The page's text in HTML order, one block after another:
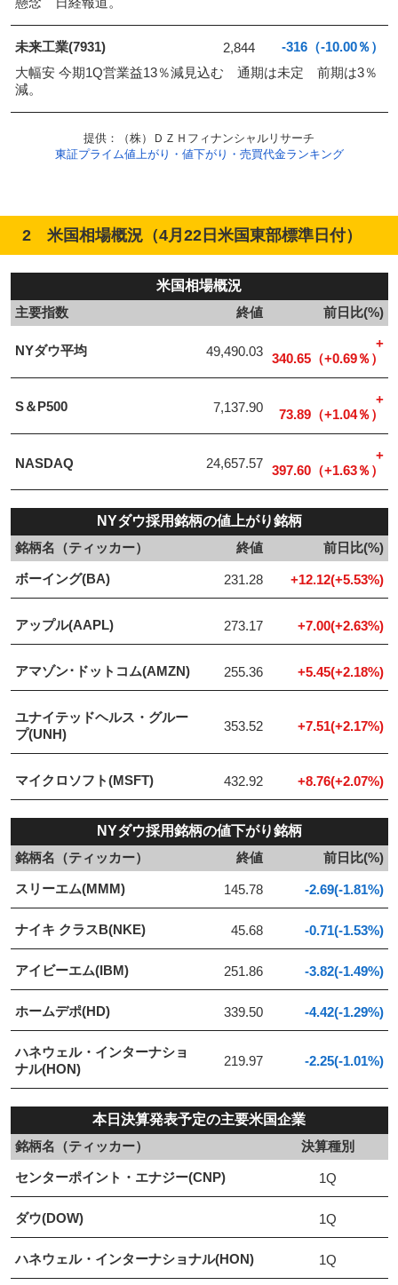
未来工業(7931) 2,844
-316（-10.00％）
大幅安 今期1Q営業益13％減見込む 通期は未定 前期は3％
減。
提供：（株）ＤＺＨフィナンシャルリサーチ
東証プライム値上がり・値下がり・売買代金ランキング
2 米国相場概況（4月22日米国東部標準日付）
米国相場概況
主要指数
終値 前日比(%)
NYダウ平均 49,490.03
+
340.65（+0.69％）
S＆P500 7,137.90
+
73.89（+1.04％）
NASDAQ 24,657.57
+
397.60（+1.63％）
NYダウ採用銘柄の値上がり銘柄
銘柄名（ティッカー）
終値 前日比(%)
ボーイング(BA) 231.28 +12.12(+5.53%)
アップル(AAPL) 273.17 +7.00(+2.63%)
アマゾン･ドットコム(AMZN) 255.36 +5.45(+2.18%)
ユナイテッドヘルス・グルー
プ(UNH)
353.52 +7.51(+2.17%)
マイクロソフト(MSFT) 432.92 +8.76(+2.07%)
NYダウ採用銘柄の値下がり銘柄
銘柄名（ティッカー）
終値 前日比(%)
スリーエム(MMM) 145.78 -2.69(-1.81%)
ナイキ クラスB(NKE) 45.68 -0.71(-1.53%)
アイビーエム(IBM) 251.86 -3.82(-1.49%)
ホームデポ(HD) 339.50 -4.42(-1.29%)
ハネウェル・インターナショ
ナル(HON)
219.97 -2.25(-1.01%)
本日決算発表予定の主要米国企業
銘柄名（ティッカー）
決算種別
センターポイント・エナジー(CNP) 1Q
ダウ(DOW) 1Q
ハネウェル・インターナショナル(HON) 1Q